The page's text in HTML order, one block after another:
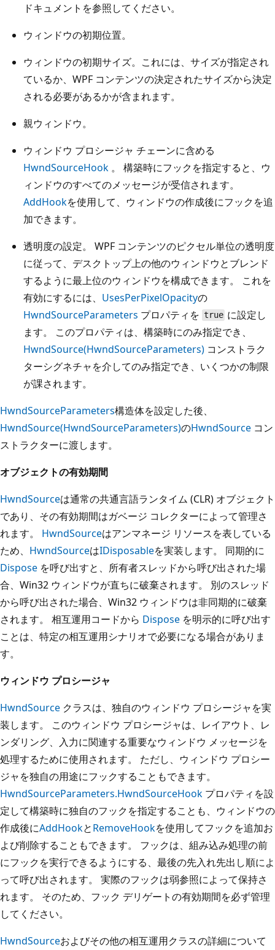
ドキュメントを参照してください。
ウィンドウの初期位置。
ウィンドウの初期サイズ。これには、サイズが指定され
ているか、WPF コンテンツの決定されたサイズから決定
される必要があるかが含まれます。
親ウィンドウ。
ウィンドウ プロシージャ チェーンに含める
HwndSourceHook 。 構築時にフックを指定すると、ウ
ィンドウのすべてのメッセージが受信されます。
AddHookを使用して、ウィンドウの作成後にフックを追
加できます。
透明度の設定。 WPF コンテンツのピクセル単位の透明度
に従って、デスクトップ上の他のウィンドウとブレンド
するように最上位のウィンドウを構成できます。 これを
有効にするには、 UsesPerPixelOpacityの
HwndSourceParameters プロパティを true に設定し
ます。 このプロパティは、構築時にのみ指定でき、
HwndSource(HwndSourceParameters) コンストラク
ターシグネチャを介してのみ指定でき、いくつかの制限
が課されます。
HwndSourceParameters構造体を設定した後、
HwndSource(HwndSourceParameters)のHwndSource コン
ストラクターに渡します。
オブジェクトの有効期間
HwndSourceは通常の共通言語ランタイム (CLR) オブジェクト
であり、その有効期間はガベージ コレクターによって管理さ
れます。 HwndSourceはアンマネージ リソースを表している
ため、 HwndSourceはIDisposableを実装します。 同期的に
Dispose を呼び出すと、所有者スレッドから呼び出された場
合、Win32 ウィンドウが直ちに破棄されます。 別のスレッド
から呼び出された場合、Win32 ウィンドウは非同期的に破棄
されます。 相互運用コードから Dispose を明示的に呼び出す
ことは、特定の相互運用シナリオで必要になる場合がありま
す。
ウィンドウ プロシージャ
HwndSource クラスは、独自のウィンドウ プロシージャを実
装します。 このウィンドウ プロシージャは、レイアウト、レ
ンダリング、入力に関連する重要なウィンドウ メッセージを
処理するために使用されます。 ただし、ウィンドウ プロシー
ジャを独自の用途にフックすることもできます。
HwndSourceParameters.HwndSourceHook プロパティを設
定して構築時に独自のフックを指定することも、ウィンドウの
作成後にAddHookとRemoveHookを使用してフックを追加お
よび削除することもできます。 フックは、組み込み処理の前
にフックを実行できるようにする、最後の先入れ先出し順によ
って呼び出されます。 実際のフックは弱参照によって保持さ
れます。 そのため、フック デリゲートの有効期間を必ず管理
してください。
HwndSourceおよびその他の相互運用クラスの詳細について